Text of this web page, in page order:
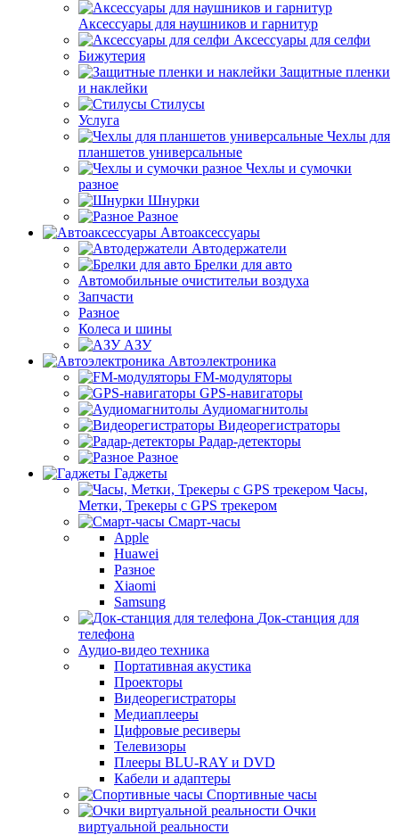
Аксессуары для наушников и гарнитур
Аксессуары для селфи
Бижутерия
Защитные пленки
и наклейки
Стилусы
Услуга
Чехлы для
планшетов универсальные
Чехлы и сумочки
разное
Шнурки
Разное
Автоаксессуары
Автодержатели
Брелки для авто
Автомобильные очистительи воздуха
Запчасти
Разное
Колеса и шины
АЗУ
Автоэлектроника
FM-модуляторы
GPS-навигаторы
Аудиомагнитолы
Видеорегистраторы
Радар-детекторы
Разное
Гаджеты
Часы,
Метки, Трекеры с GPS трекером
Смарт-часы
Apple
Huawei
Разное
Xiaomi
Samsung
Док-станция для
телефона
Аудио-видео техника
Портативная акустика
Проекторы
Видеорегистраторы
Медиаплееры
Цифровые ресиверы
Телевизоры
Плееры BLU-RAY и DVD
Кабели и адаптеры
Спортивные часы
Очки
виртуальной реальности